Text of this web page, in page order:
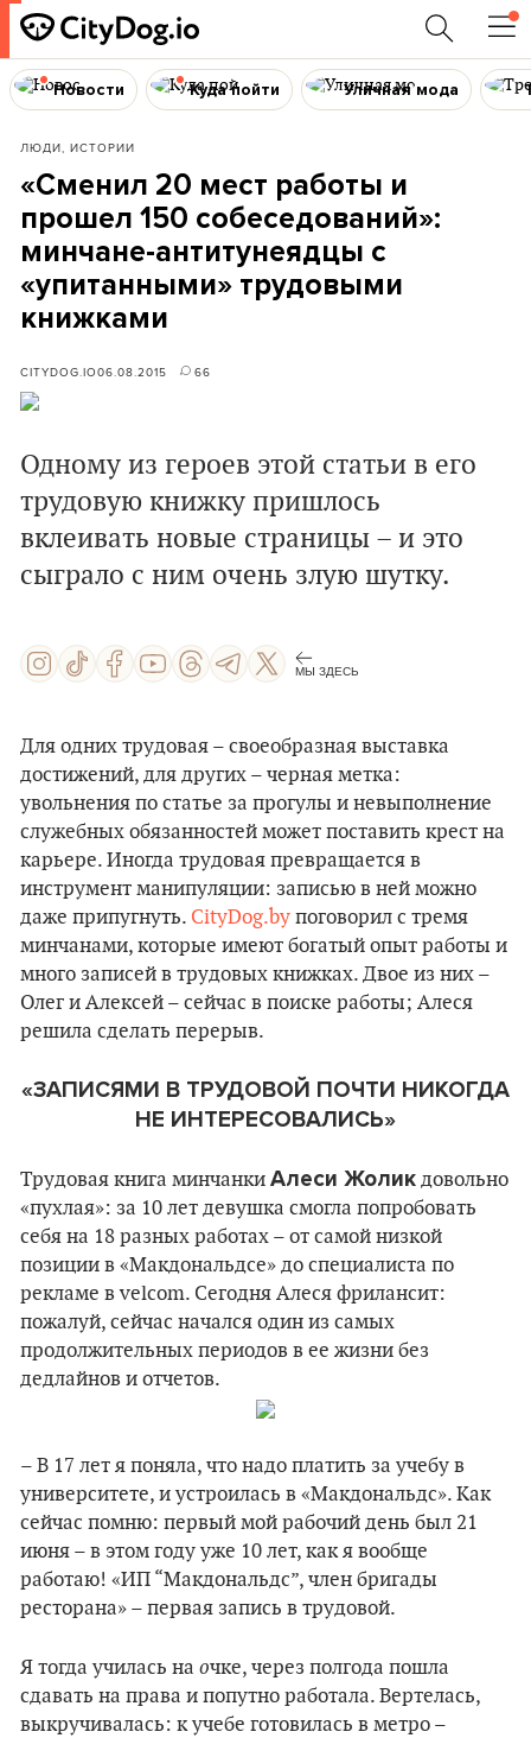
Новости Куда пойти Уличная мода
ЛЮДИ, ИСТОРИИ
«Сменил 20 мест работы и
прошел 150 собеседований»:
минчане-антитунеядцы с
«упитанными» трудовыми
книжками
CITYDOG.IO06.08.2015 66
Одному из героев этой статьи в его
трудовую книжку пришлось
вклеивать новые страницы – и это
сыграло с ним очень злую шутку.
МЫ ЗДЕСЬ
Для одних трудовая – своеобразная выставка
достижений, для других – черная метка:
увольнения по статье за прогулы и невыполнение
служебных обязанностей может поставить крест на
карьере. Иногда трудовая превращается в
инструмент манипуляции: записью в ней можно
даже припугнуть. CityDog.by поговорил с тремя
минчанами, которые имеют богатый опыт работы и
много записей в трудовых книжках. Двое из них –
Олег и Алексей – сейчас в поиске работы; Алеся
решила сделать перерыв.
«ЗАПИСЯМИ В ТРУДОВОЙ ПОЧТИ НИКОГДА
НЕ ИНТЕРЕСОВАЛИСЬ»
Трудовая книга минчанки Алеси Жолик довольно
«пухлая»: за 10 лет девушка смогла попробовать
себя на 18 разных работах – от самой низкой
позиции в «Макдональдсе» до специалиста по
рекламе в velcom. Сегодня Алеся фрилансит:
пожалуй, сейчас начался один из самых
продолжительных периодов в ее жизни без
дедлайнов и отчетов.
– В 17 лет я поняла, что надо платить за учебу в
университете, и устроилась в «Макдональдс». Как
сейчас помню: первый мой рабочий день был 21
июня – в этом году уже 10 лет, как я вообще
работаю! «ИП “Макдональдс”, член бригады
ресторана» – первая запись в трудовой.
Я тогда училась на очке, через полгода пошла
сдавать на права и попутно работала. Вертелась,
выкручивалась: к учебе готовилась в метро –